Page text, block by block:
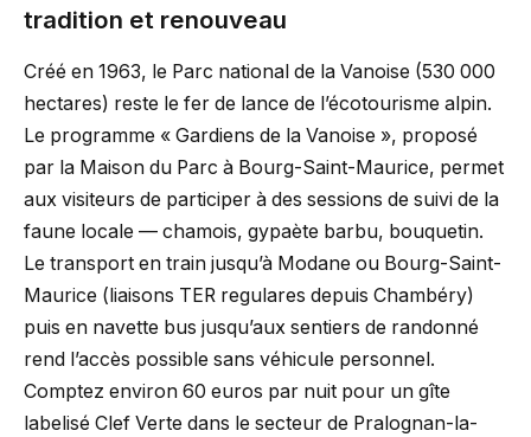
tradition et renouveau
Créé en 1963, le Parc national de la Vanoise (530 000
hectares) reste le fer de lance de l’écotourisme alpin.
Le programme « Gardiens de la Vanoise », proposé
par la Maison du Parc à Bourg-Saint-Maurice, permet
aux visiteurs de participer à des sessions de suivi de la
faune locale — chamois, gypaète barbu, bouquetin.
Le transport en train jusqu’à Modane ou Bourg-Saint-
Maurice (liaisons TER regulares depuis Chambéry)
puis en navette bus jusqu’aux sentiers de randonné
rend l’accès possible sans véhicule personnel.
Comptez environ 60 euros par nuit pour un gîte
labelisé Clef Verte dans le secteur de Pralognan-la-